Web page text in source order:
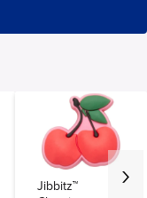
Jibbitz™